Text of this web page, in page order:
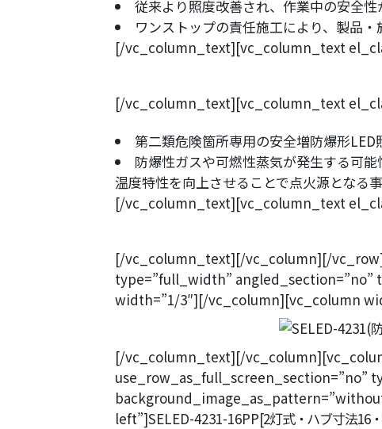
従来より照度改善され、作業中の安全性
ワンストップの責任施工により、製品・
[/vc_column_text][vc_column_text
[/vc_column_text][vc_column_text
第二類危険箇所専用の安全増防爆形LED
防爆性ガスや可燃性蒸気が発生する可
温度特性を向上させることで点火源となる
[/vc_column_text][vc_column_text
[/vc_column_text][/vc_column][/
type=”full_width”
width=”1/3″][/vc_column][vc_column
[/vc_column_text][/
use_row_as_full_screen_section=”no”
left”]SELED-4231-16PP[2灯式・ハブ寸法16